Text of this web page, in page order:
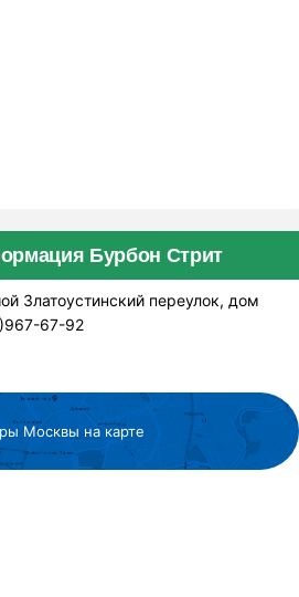
Бурбон Стрит
Златоустинский переулок, дом
67-92
Москвы на карте